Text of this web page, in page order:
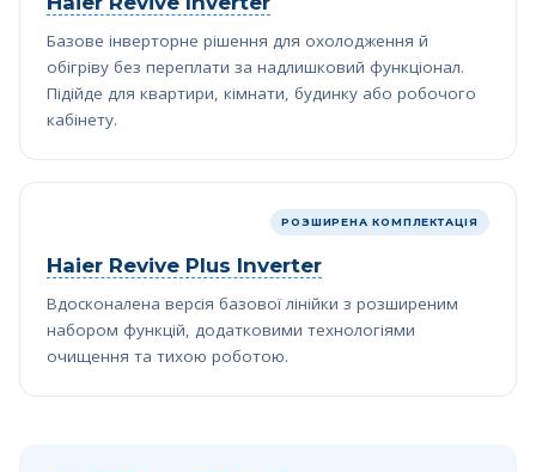
Базове інверторне рішення для охолодження й
обігріву без переплати за надлишковий функціонал.
Підійде для квартири, кімнати, будинку або робочого
кабінету.
РОЗШИРЕНА КОМПЛЕКТАЦІЯ
Haier Revive Plus Inverter
Вдосконалена версія базової лінійки з розширеним
набором функцій, додатковими технологіями
очищення та тихою роботою.